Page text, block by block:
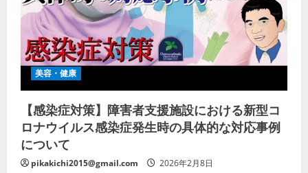
美容・健康
【感染症対策】障害者支援施設における新型コ
ロナウイルス感染症発生時の具体的な対応事例
について
pikakichi2015@gmail.com 2026年2月8日